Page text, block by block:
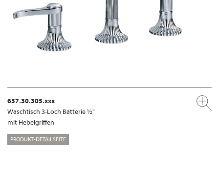
637.30.305.xxx
Waschtisch 3-Loch Batterie ½"
mit Hebelgriffen
PRODUKT-DETAILSEITE